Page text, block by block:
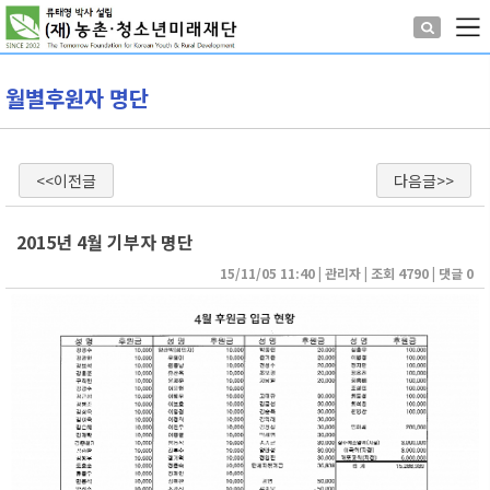
월별후원자 명단
<<이전글 다음글>>
2015년 4월 기부자 명단
15/11/05 11:40 | 관리자 | 조회 4790 | 댓글 0